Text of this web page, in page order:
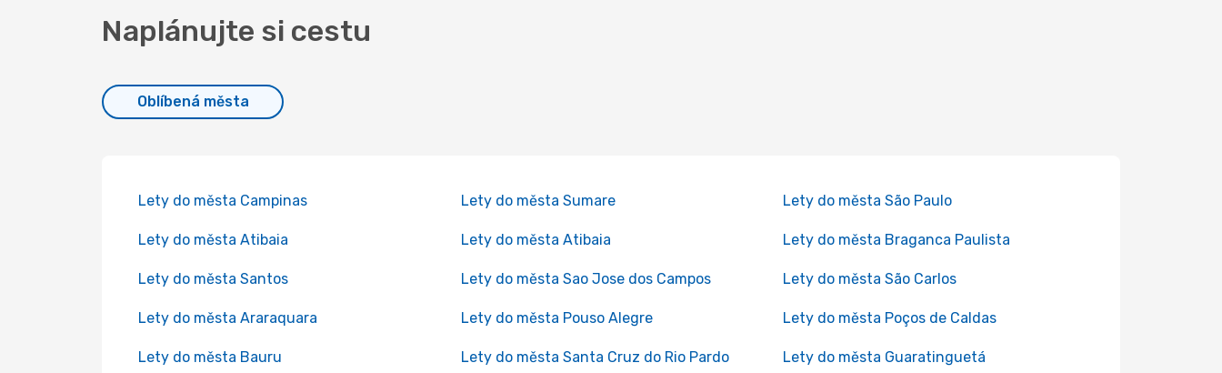
Naplánujte si cestu
Oblíbená města
Lety do města Campinas Lety do města Sumare Lety do města São Paulo
Lety do města Atibaia Lety do města Atibaia Lety do města Braganca Paulista
Lety do města Santos Lety do města Sao Jose dos Campos Lety do města São Carlos
Lety do města Araraquara Lety do města Pouso Alegre Lety do města Poços de Caldas
Lety do města Bauru Lety do města Santa Cruz do Rio Pardo Lety do města Guaratinguetá